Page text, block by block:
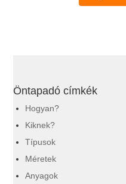
Öntapadó címkék
Hogyan?
Kiknek?
Típusok
Méretek
Anyagok